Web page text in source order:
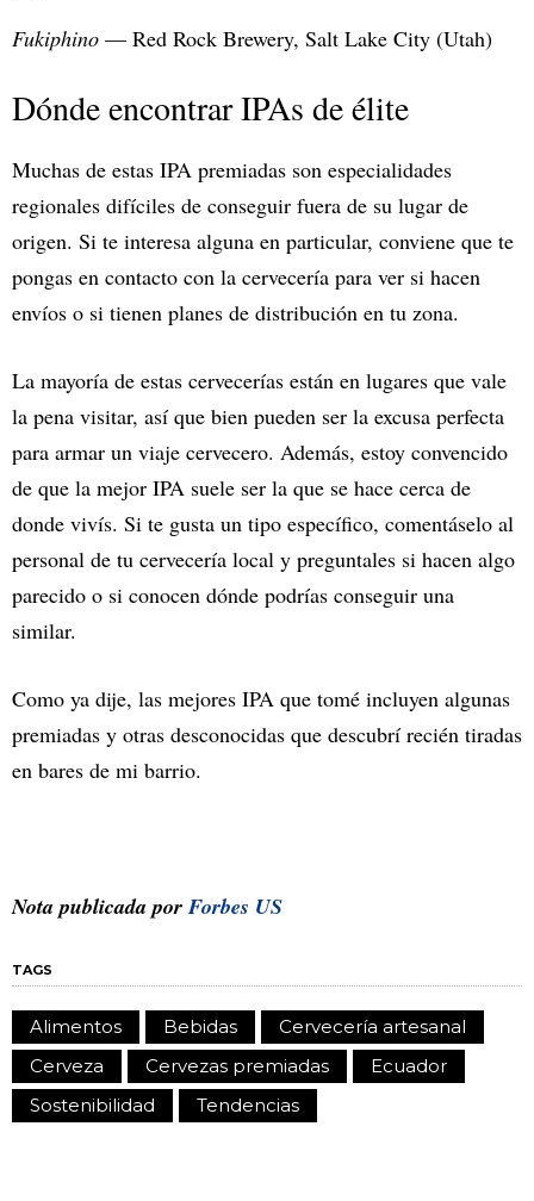
Fukiphino — Red Rock Brewery, Salt Lake City (Utah)
Dónde encontrar IPAs de élite
Muchas de estas IPA premiadas son especialidades
regionales difíciles de conseguir fuera de su lugar de
origen. Si te interesa alguna en particular, conviene que te
pongas en contacto con la cervecería para ver si hacen
envíos o si tienen planes de distribución en tu zona.
La mayoría de estas cervecerías están en lugares que vale
la pena visitar, así que bien pueden ser la excusa perfecta
para armar un viaje cervecero. Además, estoy convencido
de que la mejor IPA suele ser la que se hace cerca de
donde vivís. Si te gusta un tipo específico, comentáselo al
personal de tu cervecería local y preguntales si hacen algo
parecido o si conocen dónde podrías conseguir una
similar.
Como ya dije, las mejores IPA que tomé incluyen algunas
premiadas y otras desconocidas que descubrí recién tiradas
en bares de mi barrio.
Nota publicada porForbes US
TAGS
Alimentos Bebidas
Cervecería artesanal
Cerveza
Cervezas premiadas
Ecuador
Sostenibilidad
Tendencias